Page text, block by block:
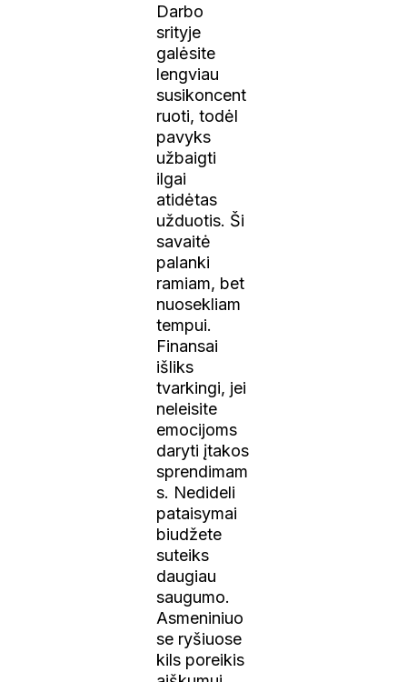
Darbo
srityje
galėsite
lengviau
susikoncent
ruoti, todėl
pavyks
užbaigti
ilgai
atidėtas
užduotis. Ši
savaitė
palanki
ramiam, bet
nuosekliam
tempui.
Finansai
išliks
tvarkingi, jei
neleisite
emocijoms
daryti įtakos
sprendimam
s. Nedideli
pataisymai
biudžete
suteiks
daugiau
saugumo.
Asmeniniuo
se ryšiuose
kils poreikis